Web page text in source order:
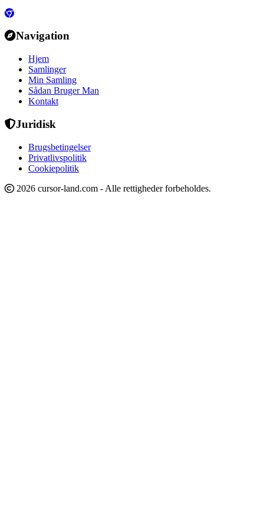
Navigation
Hjem
Samlinger
Min Samling
Sådan Bruger Man
Kontakt
Juridisk
Brugsbetingelser
Privatlivspolitik
Cookiepolitik
2026 cursor-land.com - Alle rettigheder forbeholdes.